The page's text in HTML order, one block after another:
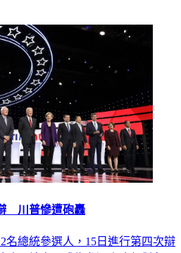
川普慘遭砲轟
名總統參選人，15日進行第四次辯